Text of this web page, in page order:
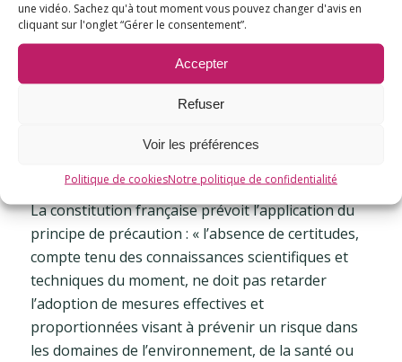
une vidéo. Sachez qu'à tout moment vous pouvez changer d'avis en
cliquant sur l'onglet “Gérer le consentement”.
Accepter
Refuser
Voir les préférences
Politique de cookiesNotre politique de confidentialité
reste ouvert et des travaux supplémentaires sont
indispensables ».
Pourquoi cette piste n’est-elle pas
sérieusement étudiée ?
Conclusion : appliquons le principe de
précaution
La constitution française prévoit l’application du
principe de précaution : « l’absence de certitudes,
compte tenu des connaissances scientifiques et
techniques du moment, ne doit pas retarder
l’adoption de mesures effectives et
proportionnées visant à prévenir un risque dans
les domaines de l’environnement, de la santé ou